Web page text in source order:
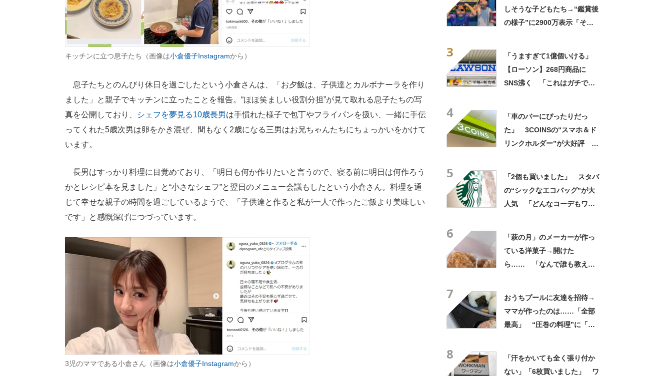
キッチンに立つ息子たち（画像は小倉優子Instagramから）
息子たちとのんびり休日を過ごしたという小倉さんは、「お夕飯は、子供達とカルボナーラを作り
ました」と親子でキッチンに立ったことを報告。“ほほ笑ましい役割分担”が見て取れる息子たちの写
真を公開しており、
シェフを夢見る10歳長男は手慣れた様子で包丁やフライパンを扱い、一緒に手伝
ってくれた5歳次男は卵をかき混ぜ、間もなく2歳になる三男はお兄ちゃんたちにちょっかいをかけて
います。
長男はすっかり料理に目覚めており、「明日も何か作りたいと言うので、寝る前に明日は何作ろう
かとレシピ本を見ました」と“小さなシェフ”と翌日のメニュー会議もしたという小倉さん。料理を通
じて幸せな親子の時間を過ごしているようで、「子供達と作ると私が一人で作ったご飯より美味しい
です」と感慨深げにつづっています。
3児のママである小倉さん（画像は小倉優子Instagramから）
しそうな子どもたち→“鑑賞後
の様子”に2900万表示「そう
3
「うますぎて1億個いける」
【ローソン】268円商品に
SNS沸く 「これはガチで美
4
「車のバーにぴったりだっ
た」 3COINSの“スマホ＆ド
リンクホルダー”が大好評
5
「2個も買いました」 スタバ
の“シックなエコバッグ”が大
人気 「どんなコーデもワン
6
「萩の月」のメーカーが作っ
ている洋菓子→開けた
ら…… 「なんで誰も教えて
7
おうちプールに友達を招待→
ママが作ったのは……「全部
最高」 “圧巻の料理”に「う
8
「汗をかいても全く張り付か
ない」「6枚買いました」 ワ